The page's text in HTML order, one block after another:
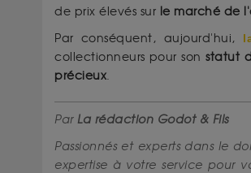
de prix élevés sur le marché de
Par conséquent, aujourd'hui,
collectionneurs pour sonstatut
précieux.
Par La rédaction Godot & Fils
Passionnés et experts dans le
expertise à votre service pour